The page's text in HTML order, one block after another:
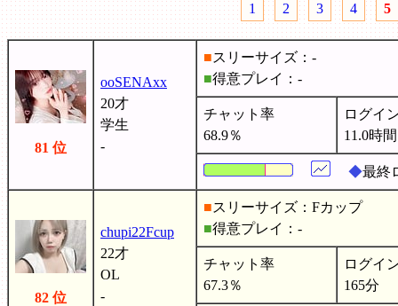
1 2 3 4 5
81 位
ooSENAxx
20才
学生
-
■スリーサイズ：-
■得意プレイ：-
チャット率
68.9％
ログイ
11.0時間
◆最終
82 位
chupi22Fcup
22才
OL
-
■スリーサイズ：Fカップ
■得意プレイ：-
チャット率
67.3％
ログイ
165分